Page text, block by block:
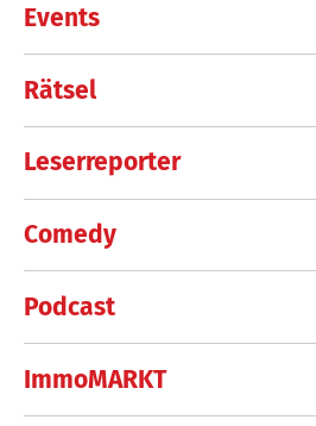
Events
Rätsel
Leserreporter
Comedy
Podcast
ImmoMARKT